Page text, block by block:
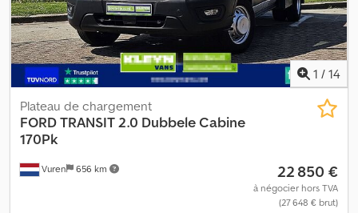
1 / 14
Vuren 656 km
Plateau de chargement
FORDTRANSIT 2.0 Dubbele Cabine
170Pk
22 850 €
à négocier hors TVA
(27 648 € brut)